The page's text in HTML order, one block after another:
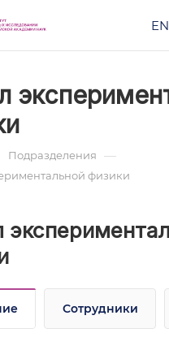
EN
Подразделения —
физики
Сотрудники